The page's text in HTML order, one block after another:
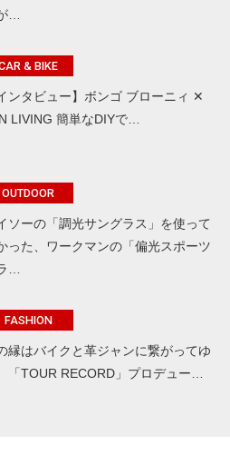
…
& BIKE
インタビュー】ボンゴ ブローニィ ✕
LIVING 簡単なDIYで…
OUTDOOR
ソーの「調光サングラス」を使って
った、ワークマンの「偏光スポーツ
…
FASHION
縁はバイクと革ジャンに繋がってゆ
「TOUR RECORD」プロデュー…